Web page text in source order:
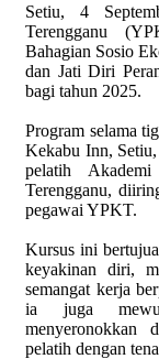
Setiu, 4
Terengganu
Bahagian Sosio
dan JatiDiri
bagi tahun 2025.
Program selama
Kekabu Inn,
pelatih
Terengganu,
pegawai YPKT.
Kursus ini
keyakinan diri,
semangat kerja
ia juga
menyeronokkan
pelatih dengan